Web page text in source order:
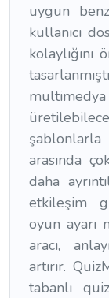
uygun
kullanıcı
arasında
daha
etkileşim
oyun ayarı
aracı,
artırır.
tabanlı